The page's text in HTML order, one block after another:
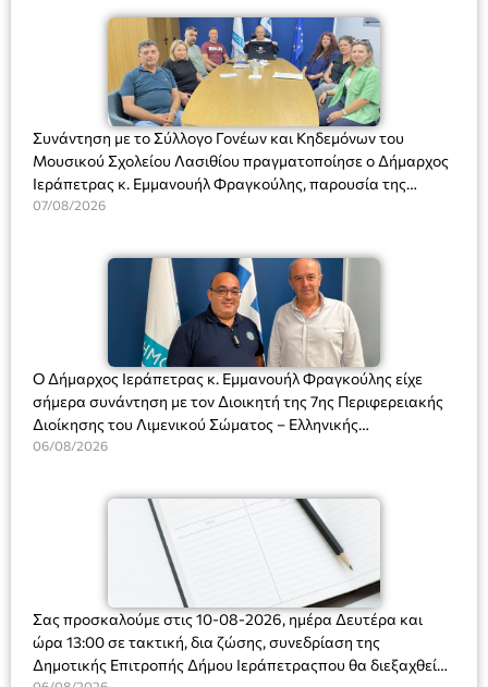
Συνάντηση με το Σύλλογο Γονέων και Κηδεμόνων του
Μουσικού Σχολείου Λασιθίου πραγματοποίησε ο Δήμαρχος
Ιεράπετρας κ. Εμμανουήλ Φραγκούλης, παρουσία της
Διευθύντριας του σχολείου κας Μαριάννας Χαΐτα.
07/08/2026
Ο Δήμαρχος Ιεράπετρας κ. Εμμανουήλ Φραγκούλης είχε
σήμερα συνάντηση με τον Διοικητή της 7ης Περιφερειακής
Διοίκησης του Λιμενικού Σώματος – Ελληνικής
Ακτοφυλακής (Λ.Σ.-ΕΛ.ΑΚΤ.), Αρχιπλοίαρχο Λ.Σ. κ. Ιωάννη
06/08/2026
Σας προσκαλούμε στις 10-08-2026, ημέρα Δευτέρα και
ώρα 13:00 σε τακτική, δια ζώσης, συνεδρίαση της
Δημοτικής Επιτροπής Δήμου Ιεράπετραςπου θα διεξαχθεί